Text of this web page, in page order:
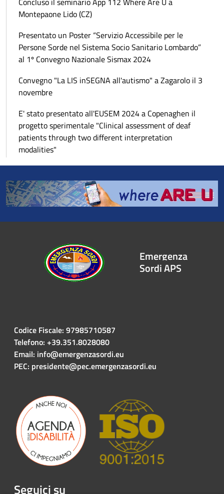
Montepaone Lido (CZ)
Presentato un Poster “Servizio Accessibile per le
Persone Sorde nel Sistema Socio Sanitario Lombardo”
al 1º Convegno Nazionale Sismax 2024
Convegno "La LIS inSEGNA all'autismo" a Zagarolo il 3
novembre
E' stato presentato all'EUSEM 2024 a Copenaghen il
progetto sperimentale "Clinical assessment of deaf
patients through two different interpretation
modalities"
Emergenza
Sordi APS
Codice Fiscale: 97985710587
Telefono: +39.351.8028080
Email: info@emergenzasordi.eu
PEC: presidente@pec.emergenzasordi.eu
Seguici su